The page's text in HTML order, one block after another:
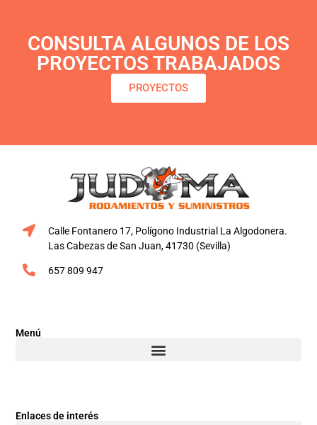
CONSULTA ALGUNOS DE LOS
PROYECTOS TRABAJADOS
PROYECTOS
Calle Fontanero 17, Polígono Industrial La Algodonera.
Las Cabezas de San Juan, 41730 (Sevilla)
657 809 947
Menú
Enlaces de interés